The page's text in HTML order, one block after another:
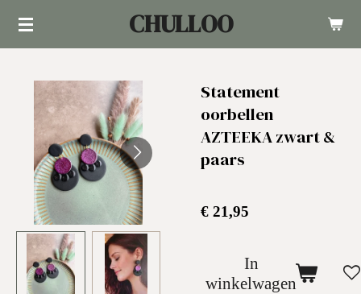
Ga
hoofdinhoud
CHULLOO
Statement
oorbellen
AZTEEKA zwart &
paars
€ 21,95
In
winkelwagen